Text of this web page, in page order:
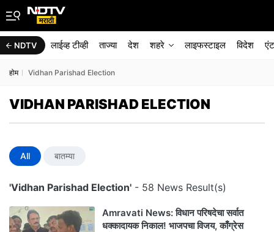
NDTV लाईव्ह टीव्ही ताज्या देश शहरे लाइफस्टाइल विदेश
होम Vidhan Parishad Election
VIDHAN PARISHAD ELECTION
All बातम्या
'Vidhan Parishad Election' - 58 News Result(s)
Amravati News: विधान परिषदेचा सर्वात
धक्कादायक निकाल! भाजपचा विजय, काँग्रेस